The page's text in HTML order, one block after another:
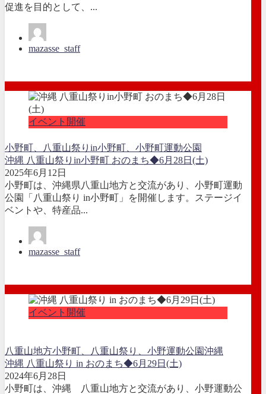
促進を目的として、...
mazasse_staff
イベント開催
小野町、八重山祭りin小野町、小野町運動公園
沖縄 八重山祭りin小野町 おのまち◆6月28日(土)
2025年6月12日
小野町は、沖縄県八重山地方と交流があり、小野町運動
公園「八重山祭り in小野町」を開催します。ステージイ
ベントや、特産品...
mazasse_staff
イベント開催
八重山地方小野町、八重山祭り、小野運動公園沖縄
沖縄 八重山祭り in おのまち◆6月29日(土)
2024年6月28日
小野町は、沖縄 八重山地方と交流があり、小野運動公